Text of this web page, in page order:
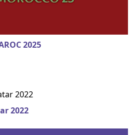
2025
2022